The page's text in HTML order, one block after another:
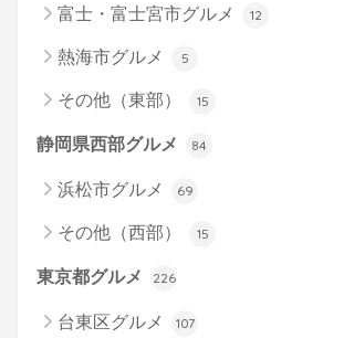
富士・富士宮市グルメ 12
熱海市グルメ 5
その他（東部） 15
静岡県西部グルメ 84
浜松市グルメ 69
その他（西部） 15
東京都グルメ 226
台東区グルメ 107